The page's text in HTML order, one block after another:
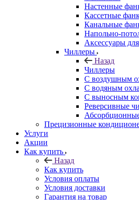
Настенные
Кассетные
Канальные
Напольно-
Аксессуары
Чиллеры
Назад
Чиллеры
С воздушным
С водяным
С выносным
Реверсивные
Прецизионные
Услуги
Акции
Как купить
Назад
Как купить
Условия оплаты
Условия доставки
Гарантия на товар